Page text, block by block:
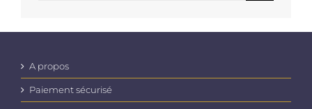
A propos
Paiement sécurisé